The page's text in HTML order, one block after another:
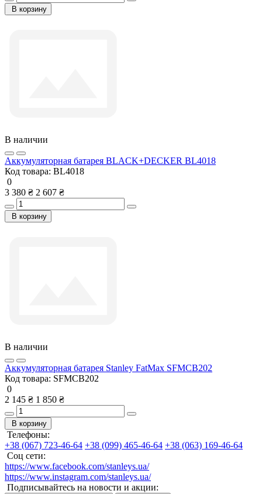
В корзину
В наличии
Аккумуляторная батарея BLACK+DECKER BL4018
Код товара: BL4018
0
3 380 ₴ 2 607 ₴
В корзину
В наличии
Аккумуляторная батарея Stanley FatMax SFMCB202
Код товара: SFMCB202
0
2 145 ₴ 1 850 ₴
В корзину
Телефоны:
+38 (067) 723-46-64 +38 (099) 465-46-64 +38 (063) 169-46-64
Соц сети:
https://www.facebook.com/stanleys.ua/
https://www.instagram.com/stanleys.ua/
Подписывайтесь на новости и акции: